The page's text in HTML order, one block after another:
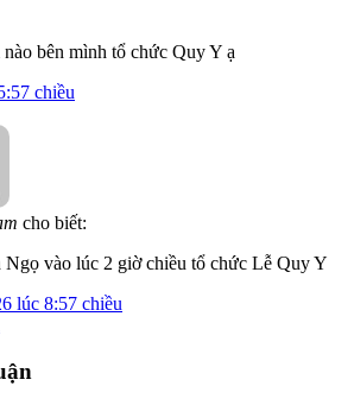
bên mình tổ chức Quy Y ạ
chiều
cho biết:
Ngọ vào lúc 2 giờ chiều tổ chức Lễ Quy Y
lúc 8:57 chiều